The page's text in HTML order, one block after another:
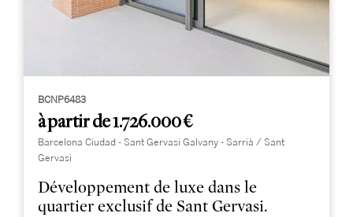
BCNP6483
à partir de 1.726.000 €
Barcelona Ciudad - Sant Gervasi Galvany - Sarrià / Sant
Gervasi
Développement de luxe dans le
quartier exclusif de Sant Gervasi.